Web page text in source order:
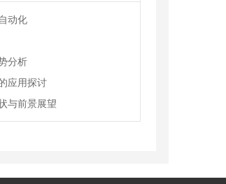
动化
分析
应用探讨
与前景展望